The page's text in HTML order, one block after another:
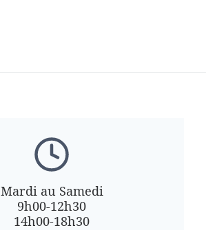
Mardi au Samedi
9h00-12h30
14h00-18h30